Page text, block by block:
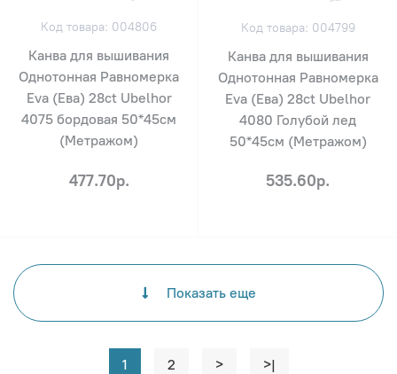
Код товара: 004806
Канва для вышивания
Однотонная Равномерка
Eva (Ева) 28ct Ubelhor
4075 бордовая 50*45см
(Метражом)
477.70р.
Код товара: 004799
Канва для вышивания
Однотонная Равномерка
Eva (Ева) 28ct Ubelhor
4080 Голубой лед
50*45см (Метражом)
535.60р.
Показать еще
1 2 > >|